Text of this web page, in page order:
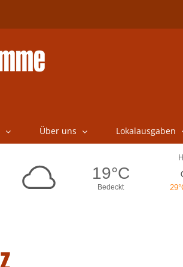
Über uns Lokalausgaben